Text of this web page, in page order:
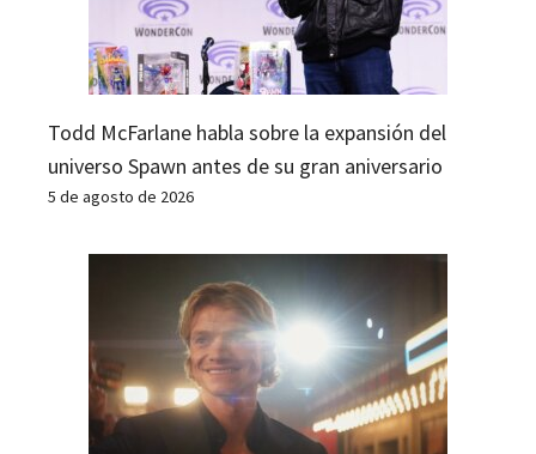
Todd McFarlane habla sobre la expansión del
universo Spawn antes de su gran aniversario
5 de agosto de 2026